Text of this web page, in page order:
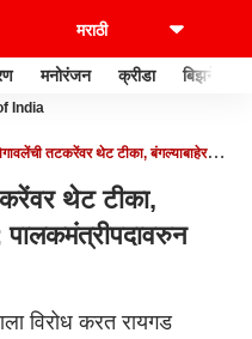
मनोरंजन क्रीडा बिझनेस
India
तटकरेंवर थेट टीका, बंगल्याबाहेर
थेट टीका,
पालकमंत्रीपदावरुन
विरोध करत रायगड